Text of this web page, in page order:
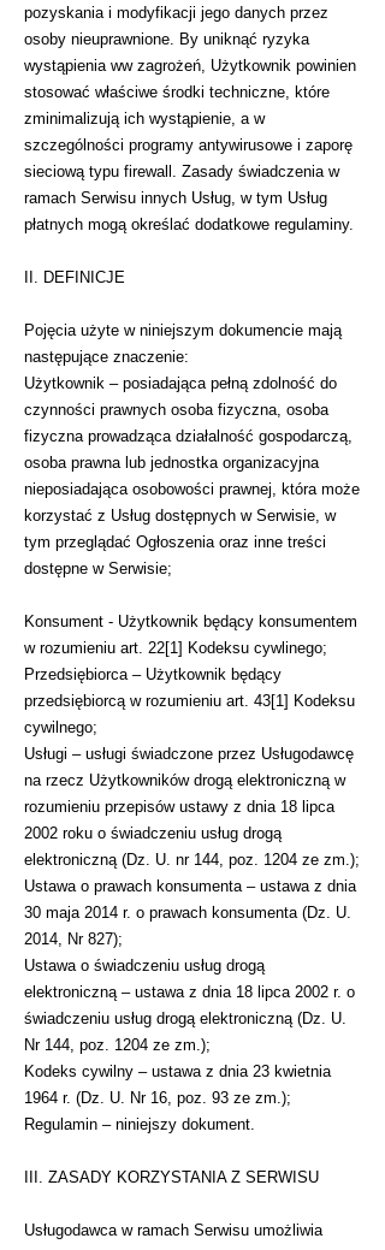
pozyskania i modyfikacji jego danych przez
osoby nieuprawnione. By uniknąć ryzyka
wystąpienia ww zagrożeń, Użytkownik powinien
stosować właściwe środki techniczne, które
zminimalizują ich wystąpienie, a w
szczególności programy antywirusowe i zaporę
sieciową typu firewall. Zasady świadczenia w
ramach Serwisu innych Usług, w tym Usług
płatnych mogą określać dodatkowe regulaminy.
II. DEFINICJE
Pojęcia użyte w niniejszym dokumencie mają
następujące znaczenie:
Użytkownik – posiadająca pełną zdolność do
czynności prawnych osoba fizyczna, osoba
fizyczna prowadząca działalność gospodarczą,
osoba prawna lub jednostka organizacyjna
nieposiadająca osobowości prawnej, która może
korzystać z Usług dostępnych w Serwisie, w
tym przeglądać Ogłoszenia oraz inne treści
dostępne w Serwisie;
Konsument - Użytkownik będący konsumentem
w rozumieniu art. 22[1] Kodeksu cywlinego;
Przedsiębiorca – Użytkownik będący
przedsiębiorcą w rozumieniu art. 43[1] Kodeksu
cywilnego;
Usługi – usługi świadczone przez Usługodawcę
na rzecz Użytkowników drogą elektroniczną w
rozumieniu przepisów ustawy z dnia 18 lipca
2002 roku o świadczeniu usług drogą
elektroniczną (Dz. U. nr 144, poz. 1204 ze zm.);
Ustawa o prawach konsumenta – ustawa z dnia
30 maja 2014 r. o prawach konsumenta (Dz. U.
2014, Nr 827);
Ustawa o świadczeniu usług drogą
elektroniczną – ustawa z dnia 18 lipca 2002 r. o
świadczeniu usług drogą elektroniczną (Dz. U.
Nr 144, poz. 1204 ze zm.);
Kodeks cywilny – ustawa z dnia 23 kwietnia
1964 r. (Dz. U. Nr 16, poz. 93 ze zm.);
Regulamin – niniejszy dokument.
III. ZASADY KORZYSTANIA Z SERWISU
Usługodawca w ramach Serwisu umożliwia